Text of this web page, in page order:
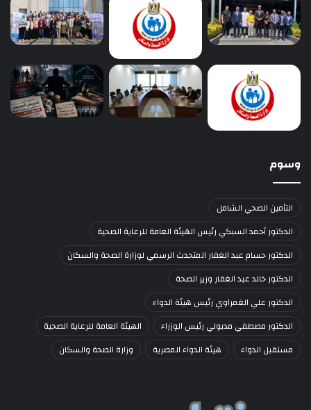
وسوم
التأمين الصحي الشامل
الدكتور أحمد السبكي رئيس الهيئة العامة للرعاية الصحية
الدكتور حسام عبد الغفار المتحدث الرسمي لوزارة الصحة والسكان
الدكتور خالد عبد الغفار وزير الصحة
الدكتور علي الغمراوي رئيس هيئة الدواء
الدكتور مصطفي مدبولي رئيس الوزراء
الهيئة العامة للرعاية الصحية
مستقبل الدواء
هيئة الدواء المصرية وزارة الصحة والسكان